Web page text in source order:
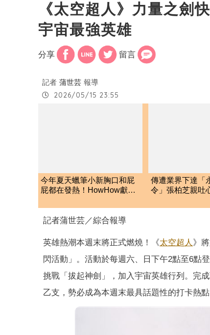
《太空超人》力量之
宇宙最強英雄
分享 留言
記者 蒲世芸 報導
2026/05/15 23:55
今年夏天蠟筆小新胸口和屁
屁都在發熱！HowHow獻聲
傳遭業界下達「
令」張柏芝親吐
記者蒲世芸／綜合報導
英雄熱潮本週末將正式燃燒！《太空超人 》
閃活動」。活動於每週六、日下午2點至6點
挑戰「拔起神劍」，加入宇宙英雄行列。完
乙支，勢必成為本週末最具話題性的打卡熱點